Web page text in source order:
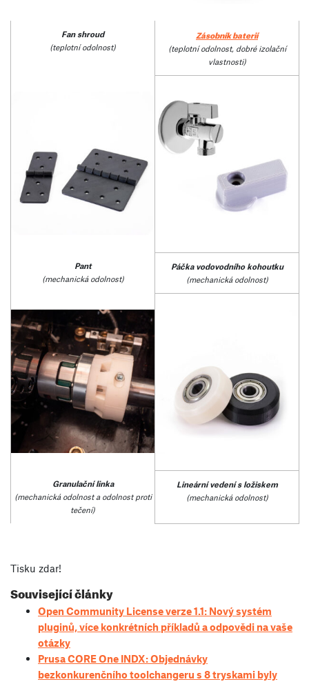
Fan shroud
(teplotní odolnost)
Zásobník baterií
(teplotní odolnost, dobré izolační
vlastnosti)
Pant
(mechanická odolnost)
Páčka vodovodního kohoutku
(mechanická odolnost)
Granulační linka
(mechanická odolnost a odolnost proti
tečení)
Lineární vedení s ložiskem
(mechanická odolnost)
Tisku zdar!
Související články
Open Community License verze 1.1: Nový systém
pluginů, více konkrétních příkladů a odpovědi na vaše
otázky
Prusa CORE One INDX: Objednávky
bezkonkurenčního toolchangeru s 8 tryskami byly